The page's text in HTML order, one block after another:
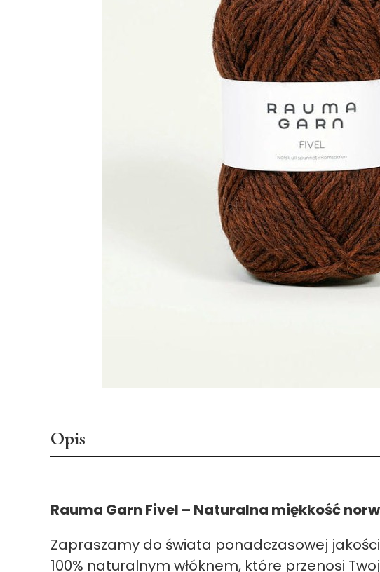
Opis
Rauma Garn Fivel – Naturalna miękkość
Zapraszamy do świata ponadczasowej
100% naturalnym włóknem, które przenosi